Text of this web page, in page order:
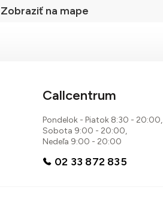
Zobraziť na mape
Callcentrum
Pondelok - Piatok 8:30 - 20:00,
Sobota 9:00 - 20:00,
Nedeľa 9:00 - 20:00
02 33 872 835